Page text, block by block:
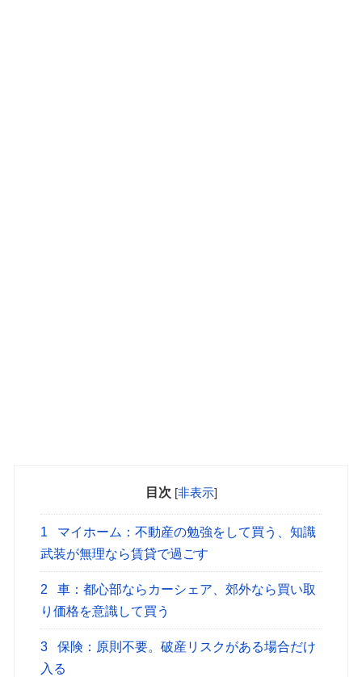
目次 [非表示]
1
マイホーム：不動産の勉強をして買う、知識
武装が無理なら賃貸で過ごす
2
車：都心部ならカーシェア、郊外なら買い取
り価格を意識して買う
3
保険：原則不要。破産リスクがある場合だけ
入る